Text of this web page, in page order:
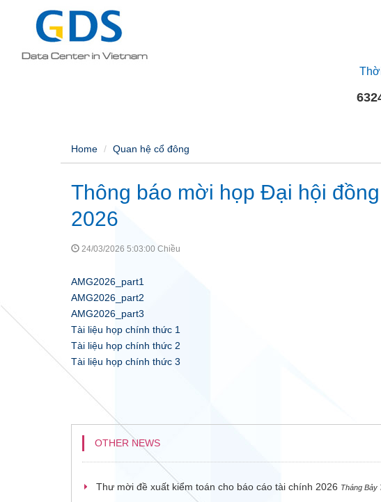
Home Quan hệ cổ đông
Thông báo mời họp Đại hội
2026
24/03/2026 5:03:00 Chiều
AMG2026_part1
AMG2026_part2
AMG2026_part3
Tài liệu họp chính thức 1
Tài liệu họp chính thức 2
Tài liệu họp chính thức 3
OTHER NEWS
Thư mời đề xuất kiểm toán cho báo cáo tài chính 2026 Tháng Bảy